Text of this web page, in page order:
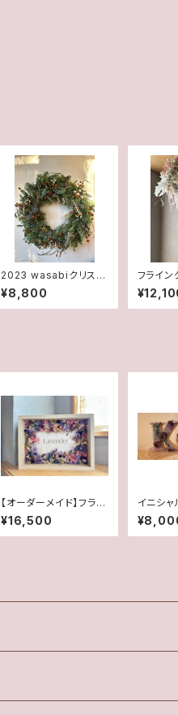
2023 wasabiクリスマ
スリース
¥8,800
フライン
【オーダーメイド】フラワ
ーBOX
¥16,500
イニシ
文字セッ